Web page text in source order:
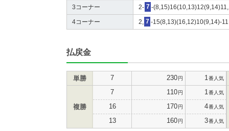
3コーナー 2- 7 -
4コーナー 2, 7 -15(8,13)(16,12)10(9,14)-
払戻金
単勝 7 230円 1 番人気
複勝
7 110円 1 番人気
16 170円 4番人気
13 160円 3番人気